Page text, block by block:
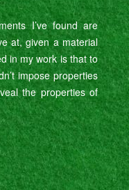
I’ve found are
at, given a material
in my work is that to
impose properties
the properties of